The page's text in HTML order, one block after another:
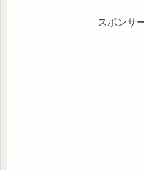
スポンサ